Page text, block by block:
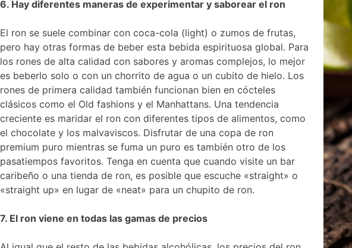
6. Hay diferentes maneras de experimentar y saborear el ron
El ron se suele combinar con coca-cola (light) o zumos de frutas,
pero hay otras formas de beber esta bebida espirituosa global. Para
los rones de alta calidad con sabores y aromas complejos, lo mejor
es beberlo solo o con un chorrito de agua o un cubito de hielo. Los
rones de primera calidad también funcionan bien en cócteles
clásicos como el Old fashions y el Manhattans. Una tendencia
creciente es maridar el ron con diferentes tipos de alimentos, como
el chocolate y los malvaviscos. Disfrutar de una copa de ron
premium puro mientras se fuma un puro es también otro de los
pasatiempos favoritos. Tenga en cuenta que cuando visite un bar
caribeño o una tienda de ron, es posible que escuche «straight» o
«straight up» en lugar de «neat» para un chupito de ron.
7. El ron viene en todas las gamas de precios